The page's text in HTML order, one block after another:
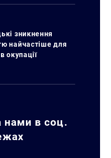
зникнення
найчастіше для
окупації
нами в соц.